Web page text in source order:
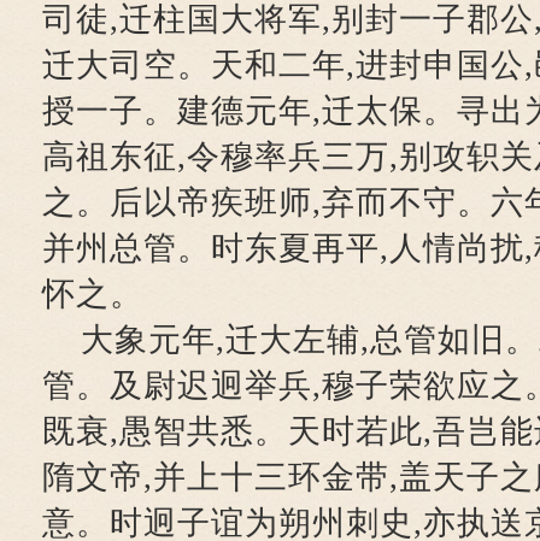
司徒,迁柱国大将军,别封一子郡
迁大司空。天和二年,进封申国公
授一子。建德元年,迁太保。寻出
高祖东征,令穆率兵三万,别攻轵
之。后以帝疾班师,弃而不守。六
并州总管。时东夏再平,人情尚扰
怀之。
大象元年,迁大左辅,总管如旧
管。及尉迟迥举兵,穆子荣欲应之
既衰,愚智共悉。天时若此,吾岂
隋文帝,并上十三环金带,盖天子
意。时迥子谊为朔州刺史,亦执送